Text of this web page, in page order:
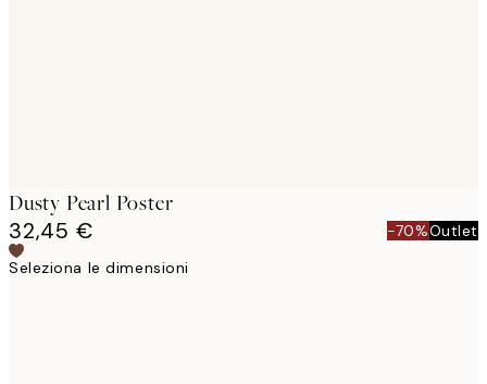
Dusty Pearl Poster
32,45 € -70%Outlet
Seleziona le dimensioni